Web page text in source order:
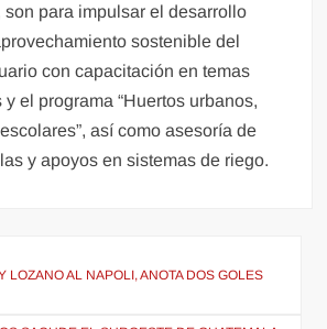
son para impulsar el desarrollo
sostenible del
con capacitación en temas
el programa “Huertos urbanos,
así como asesoría de
y apoyos en sistemas de riego.
LOZANO AL NAPOLI, ANOTA DOS GOLES